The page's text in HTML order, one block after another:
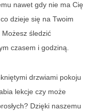
nawet gdy nie ma Cię
dzieje się na Twoim
śledzić
czasem i godziną.
drzwiami pokoju
lekcje czy może
Dzięki naszemu